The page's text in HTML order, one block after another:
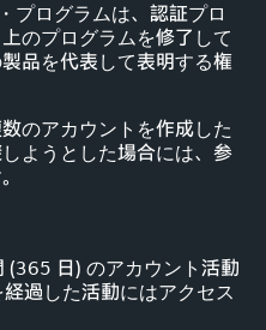
プログラムは、認証プロ
のプログラムを修了して
品を代表して表明する権
のアカウントを作成した
ようとした場合には、参
(365 日) のアカウント活動
過した活動にはアクセス